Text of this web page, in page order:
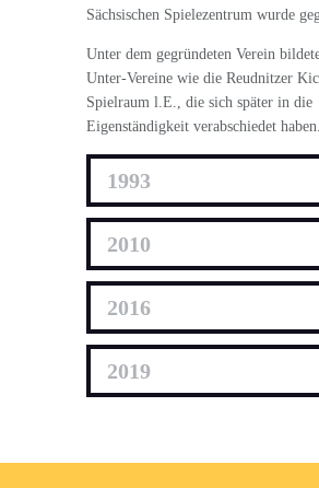
Sächsischen Spielezentrum wurde
Unter dem gegründeten Verein
Unter-Vereine wie die Reudnitzer
Spielraum l.E., die sich später in die
Eigenständigkeit verabschiedet haben.
1993
2010
2016
2019